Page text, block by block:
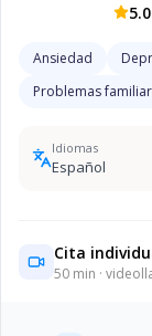
5.0
Ansiedad
Problemas
Idiomas
Español
Cita
50 min ·